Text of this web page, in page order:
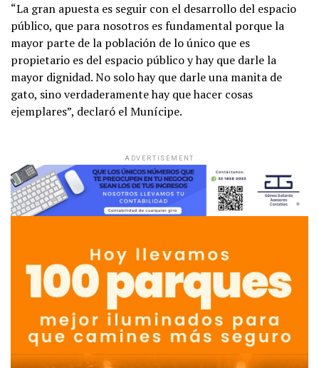
“La gran apuesta es seguir con el desarrollo del espacio
público, que para nosotros es fundamental porque la
mayor parte de la población de lo único que es
propietario es del espacio público y hay que darle la
mayor dignidad. No solo hay que darle una manita de
gato, sino verdaderamente hay que hacer cosas
ejemplares”, declaró el Munícipe.
ADVERTISEMENT